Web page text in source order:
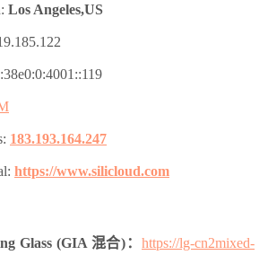
Los Angeles,US
183.193.164.247
https://www.silicloud.com
Glass (GIA 混合)： https://lg-cn2mixed-